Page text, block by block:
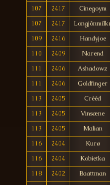
107
2417
Cinegoym
107
2417
109
2416
Handyjoe
110
2409
Narend
111
2406
Ashadowz
111
2406
Goldfinger
113
2405
Crééd
113
2405
Vinsæne
113
2405
Malian
116
2404
Kurø
116
2404
Kobietka
118
2402
Baattman